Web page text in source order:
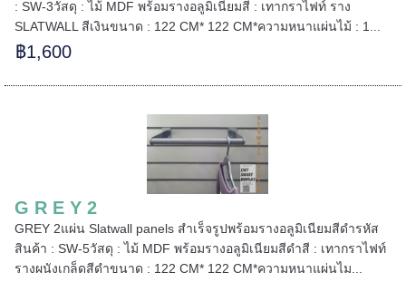
: SW-3วัสดุ : ไม้ MDF พร้อมรางอลูมิเนียมสี : เทากราไฟท์ ราง
SLATWALL สีเงินขนาด : 122 CM* 122 CM*ความหนาแผ่นไม้ : 1...
฿1,600
G R E Y 2
GREY 2แผ่น Slatwall panels สำเร็จรูปพร้อมรางอลูมิเนียมสีดำรหัส
สินค้า : SW-5วัสดุ : ไม้ MDF พร้อมรางอลูมิเนียมสีดำสี : เทากราไฟท์
รางผนังเกล็ดสีดำขนาด : 122 CM* 122 CM*ความหนาแผ่นไม...